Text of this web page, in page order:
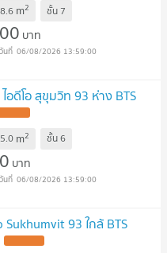
m2 ชั้น 7
บาท
06/08/2026 13:59:00
ดีโอ สุขุมวิท 93 ห่าง BTS
m2 ชั้น6
บาท
06/08/2026 13:59:00
93 ใกล้ BTS